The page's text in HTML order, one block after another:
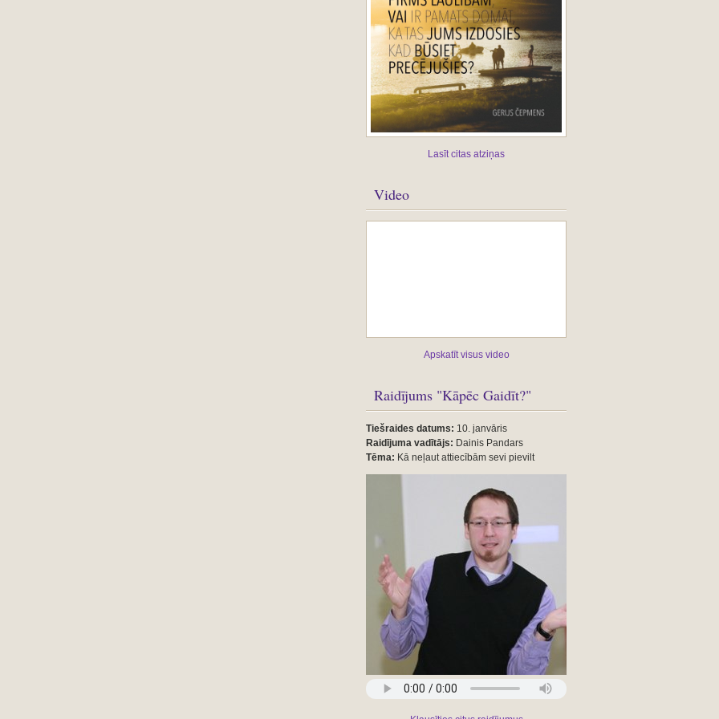
Lasīt citas atziņas
Video
Apskatīt visus video
Raidījums "Kāpēc Gaidīt?"
Tiešraides datums: 10. janvāris
Raidījuma vadītājs: Dainis Pandars
Tēma: Kā neļaut attiecībām sevi pievilt